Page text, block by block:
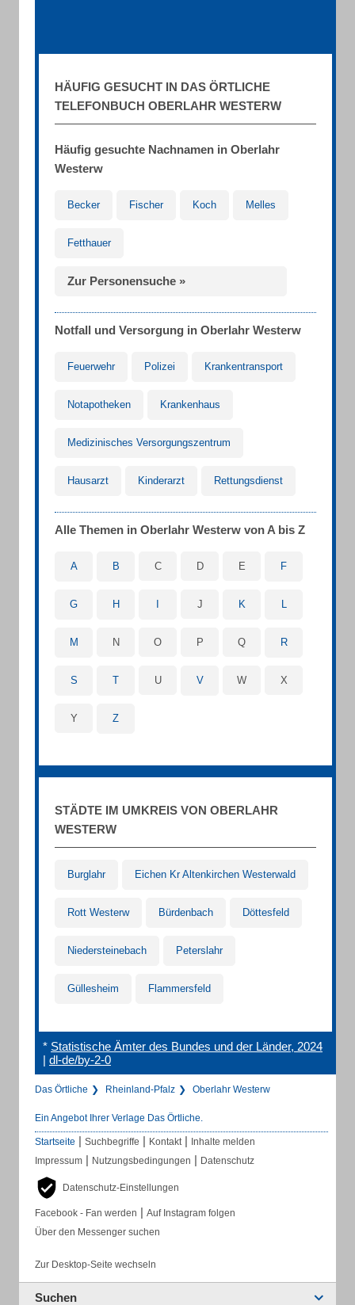
HÄUFIG GESUCHT IN DAS ÖRTLICHE
TELEFONBUCH OBERLAHR WESTERW
Häufig gesuchte Nachnamen in Oberlahr
Westerw
Becker Fischer Koch Melles
Fetthauer
Zur Personensuche »
Notfall und Versorgung in Oberlahr Westerw
Feuerwehr Polizei Krankentransport
Notapotheken Krankenhaus
Medizinisches Versorgungszentrum
Hausarzt Kinderarzt Rettungsdienst
Alle Themen in Oberlahr Westerw von A bis Z
A B C D E F
G H J K L
M N O P Q R
S T U V W X
Y Z
STÄDTE IM UMKREIS VON OBERLAHR
WESTERW
Burglahr Eichen Kr Altenkirchen Westerwald
Rott Westerw Bürdenbach Döttesfeld
Niedersteinebach Peterslahr
Güllesheim Flammersfeld
* Statistische Ämter des Bundes und der Länder, 2024
| dl-de/by-2-0
Das Örtliche Rheinland-Pfalz Oberlahr Westerw
Ein Angebot Ihrer Verlage Das Örtliche.
Startseite | Suchbegriffe | Kontakt | Inhalte melden
Impressum | Nutzungsbedingungen | Datenschutz
Datenschutz-Einstellungen
Facebook - Fan werden | Auf Instagram folgen
Über den Messenger suchen
Zur Desktop-Seite wechseln
Suchen